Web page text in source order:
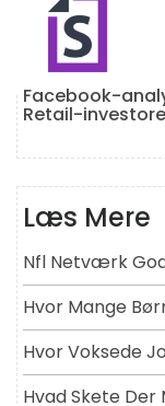
Facebook-
Retail-
Læs Mere
Nfl Netværk
Hvor Mange
Hvor Voksede
Hvad Skete Der